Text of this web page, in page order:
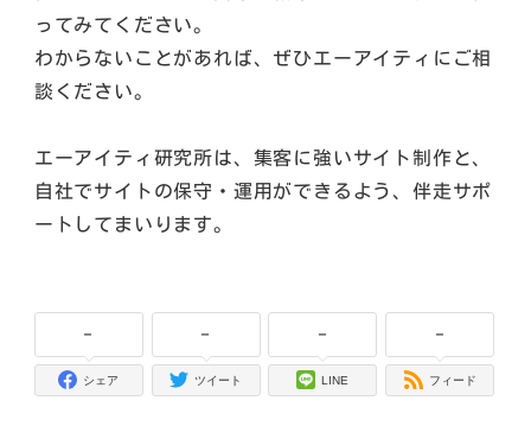
ってみてください。
わからないことがあれば、ぜひエーアイティにご相
談ください。
エーアイティ研究所は、集客に強いサイト制作と、
自社でサイトの保守・運用ができるよう、伴走サポ
ートしてまいります。
-
シェア
-
ツイート
-
LINE
-
フィード